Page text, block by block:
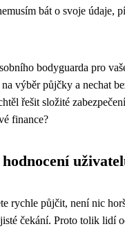
bát o svoje údaje,
bodyguarda pro
výběr půjčky a nechat
řešit složité
finance?
hodnocení
rychle půjčit, není nic
čekání. Proto tolik lidí